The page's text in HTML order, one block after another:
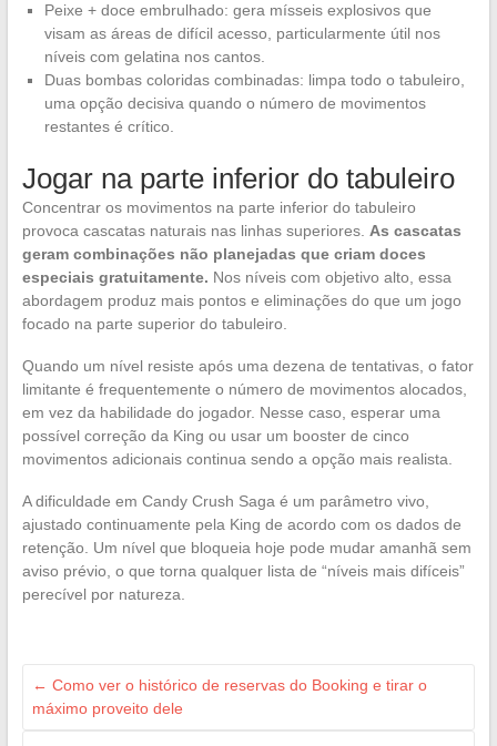
Peixe + doce embrulhado: gera mísseis explosivos que
visam as áreas de difícil acesso, particularmente útil nos
níveis com gelatina nos cantos.
Duas bombas coloridas combinadas: limpa todo o tabuleiro,
uma opção decisiva quando o número de movimentos
restantes é crítico.
Jogar na parte inferior do tabuleiro
Concentrar os movimentos na parte inferior do tabuleiro
provoca cascatas naturais nas linhas superiores. As cascatas
geram combinações não planejadas que criam doces
especiais gratuitamente. Nos níveis com objetivo alto, essa
abordagem produz mais pontos e eliminações do que um jogo
focado na parte superior do tabuleiro.
Quando um nível resiste após uma dezena de tentativas, o fator
limitante é frequentemente o número de movimentos alocados,
em vez da habilidade do jogador. Nesse caso, esperar uma
possível correção da King ou usar um booster de cinco
movimentos adicionais continua sendo a opção mais realista.
A dificuldade em Candy Crush Saga é um parâmetro vivo,
ajustado continuamente pela King de acordo com os dados de
retenção. Um nível que bloqueia hoje pode mudar amanhã sem
aviso prévio, o que torna qualquer lista de “níveis mais difíceis”
perecível por natureza.
← Como ver o histórico de reservas do Booking e tirar o
máximo proveito dele